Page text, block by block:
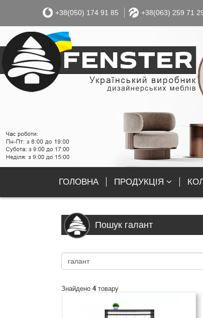
+38(050) 174 91 85 +38(063) 259 71
ГОЛОВНА ПРОДУКЦІЯ
Пошук галант
Знайдено 4товару